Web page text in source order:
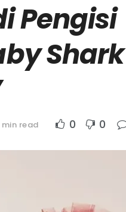
Pengisi
min read 0 0